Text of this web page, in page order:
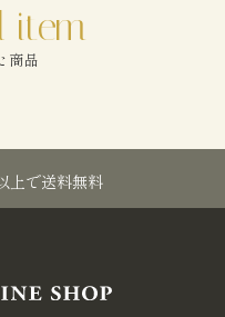
商品
上で送料無料